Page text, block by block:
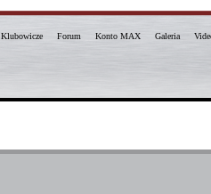
Klubowicze Forum Konto MAX Galeria